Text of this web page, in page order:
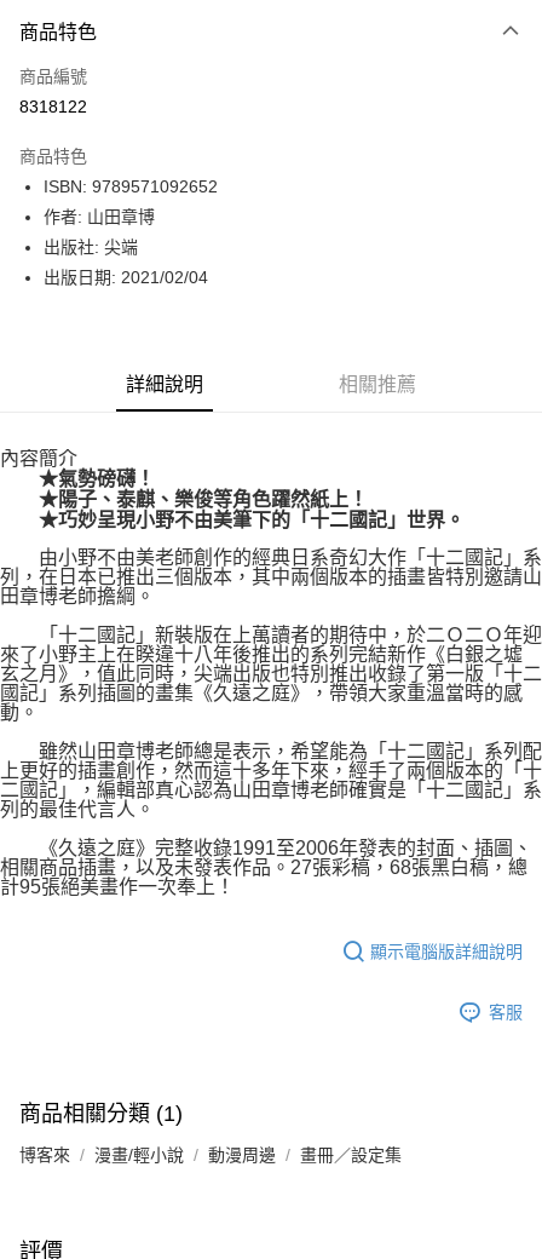
icash Pay
信用卡一次付款
LINE Pay
Apple Pay
街口支付
博客來商品配送方式
每筆NT$80，滿NT$1,000(含以上)免運費
商品特色
商品編號
8318122
商品特色
ISBN: 9789571092652
作者: 山田章博
出版社: 尖端
出版日期: 2021/02/04
詳細說明 相關推薦
內容簡介
★氣勢磅礴！
★陽子、泰麒、樂俊等角色躍然紙上！
★巧妙呈現小野不由美筆下的「十二國記」世界。
由小野不由美老師創作的經典日系奇幻大作「十二國記」系
列，在日本已推出三個版本，其中兩個版本的插畫皆特別邀請山
田章博老師擔綱。
「十二國記」新裝版在上萬讀者的期待中，於二Ｏ二Ｏ年迎
來了小野主上在睽違十八年後推出的系列完結新作《白銀之墟
玄之月》，值此同時，尖端出版也特別推出收錄了第一版「十二
國記」系列插圖的畫集《久遠之庭》，帶領大家重溫當時的感
動。
雖然山田章博老師總是表示，希望能為「十二國記」系列配
上更好的插畫創作，然而這十多年下來，經手了兩個版本的「十
二國記」，編輯部真心認為山田章博老師確實是「十二國記」系
列的最佳代言人。
《久遠之庭》完整收錄1991至2006年發表的封面、插圖、
相關商品插畫，以及未發表作品。27張彩稿，68張黑白稿，總
計95張絕美畫作一次奉上！
顯示電腦版詳細說明
客服
商品相關分類 (1)
博客來 漫畫/輕小說 動漫周邊 畫冊／設定集
評價